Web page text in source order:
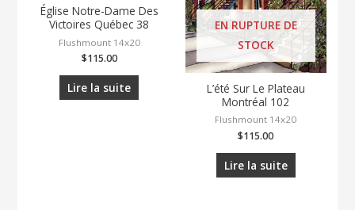
Église Notre-Dame Des
Victoires Québec 38
Flushmount 14x20
$115.00
Lire la suite
EN RUPTURE DE
STOCK
L’été Sur Le Plateau
Montréal 102
Flushmount 14x20
$115.00
Lire la suite